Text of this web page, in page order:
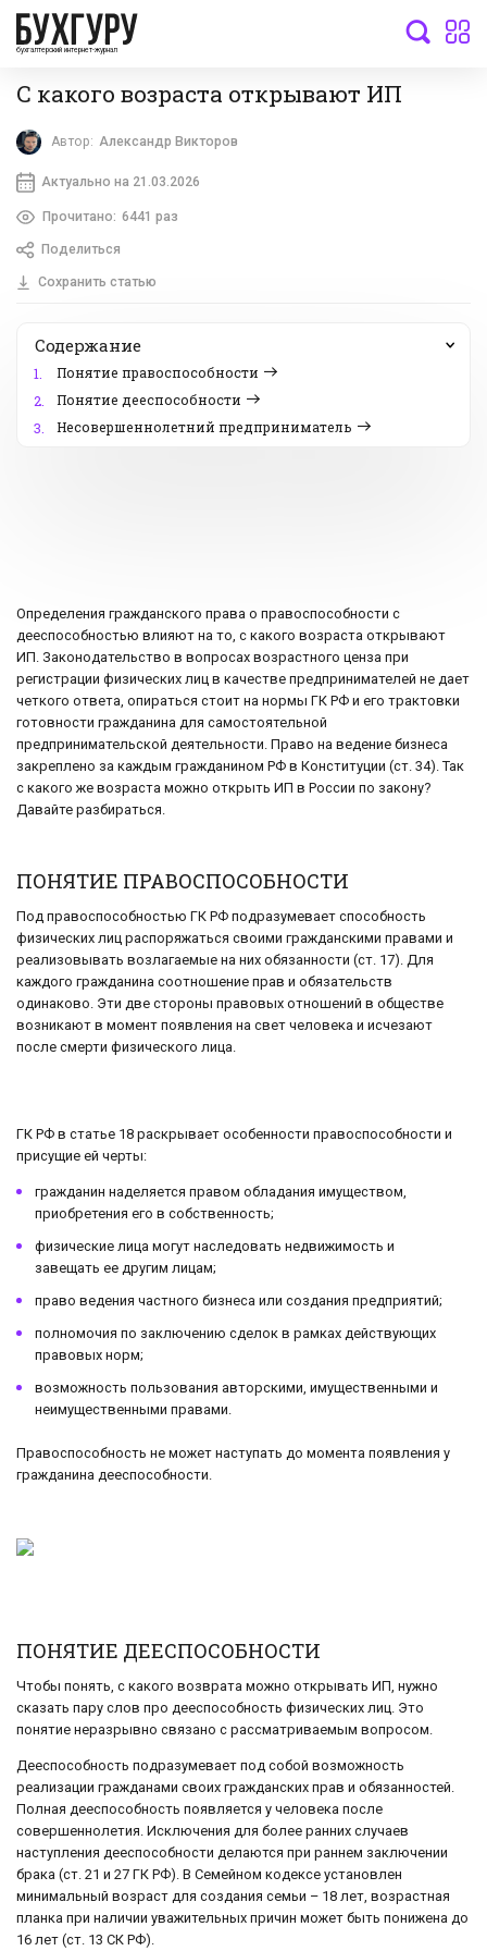
бухгалтерский интернет-журнал
С какого возраста открывают ИП
Автор: Александр Викторов
Актуально на 21.03.2026
Прочитано: 6441 раз
Поделиться
Сохранить статью
Содержание
1.
Понятие правоспособности
2.
Понятие дееспособности
3.
Несовершеннолетний предприниматель
Определения гражданского права о правоспособности с
дееспособностью влияют на то, с какого возраста открывают
ИП. Законодательство в вопросах возрастного ценза при
регистрации физических лиц в качестве предпринимателей не дает
четкого ответа, опираться стоит на нормы ГК РФ и его трактовки
готовности гражданина для самостоятельной
предпринимательской деятельности. Право на ведение бизнеса
закреплено за каждым гражданином РФ в Конституции (ст. 34). Так
с какого же возраcта можно открыть ИП в России по закону?
Давайте разбираться.
ПОНЯТИЕ ПРАВОСПОСОБНОСТИ
Под правоспособностью ГК РФ подразумевает способность
физических лиц распоряжаться своими гражданскими правами и
реализовывать возлагаемые на них обязанности (ст. 17). Для
каждого гражданина соотношение прав и обязательств
одинаково. Эти две стороны правовых отношений в обществе
возникают в момент появления на свет человека и исчезают
после смерти физического лица.
ГК РФ в статье 18 раскрывает особенности правоспособности и
присущие ей черты:
гражданин наделяется правом обладания имуществом,
приобретения его в собственность;
физические лица могут наследовать недвижимость и
завещать ее другим лицам;
право ведения частного бизнеса или создания предприятий;
полномочия по заключению сделок в рамках действующих
правовых норм;
возможность пользования авторскими, имущественными и
неимущественными правами.
Правоспособность не может наступать до момента появления у
гражданина дееспособности.
ПОНЯТИЕ ДЕЕСПОСОБНОСТИ
Чтобы понять, с какого возврата можно открывать ИП, нужно
сказать пару слов про дееспособность физических лиц. Это
понятие неразрывно связано с рассматриваемым вопросом.
Дееспособность подразумевает под собой возможность
реализации гражданами своих гражданских прав и обязанностей.
Полная дееспособность появляется у человека после
совершеннолетия. Исключения для более ранних случаев
наступления дееспособности делаются при раннем заключении
брака (ст. 21 и 27 ГК РФ). В Семейном кодексе установлен
минимальный возраст для создания семьи – 18 лет, возрастная
планка при наличии уважительных причин может быть понижена до
16 лет (ст. 13 СК РФ).